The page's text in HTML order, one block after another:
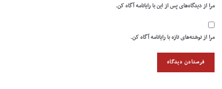
مرا از دیدگاه‌های پس از این با رایانامه آگاه کن.
مرا از نوشته‌های تازه با رایانامه آگاه کن.